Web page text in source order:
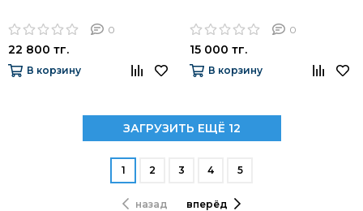
0
22 800 тг.
В корзину
0
15 000 тг.
В корзину
ЗАГРУЗИТЬ ЕЩЁ 12
назад
1 2 3 4 5
вперёд